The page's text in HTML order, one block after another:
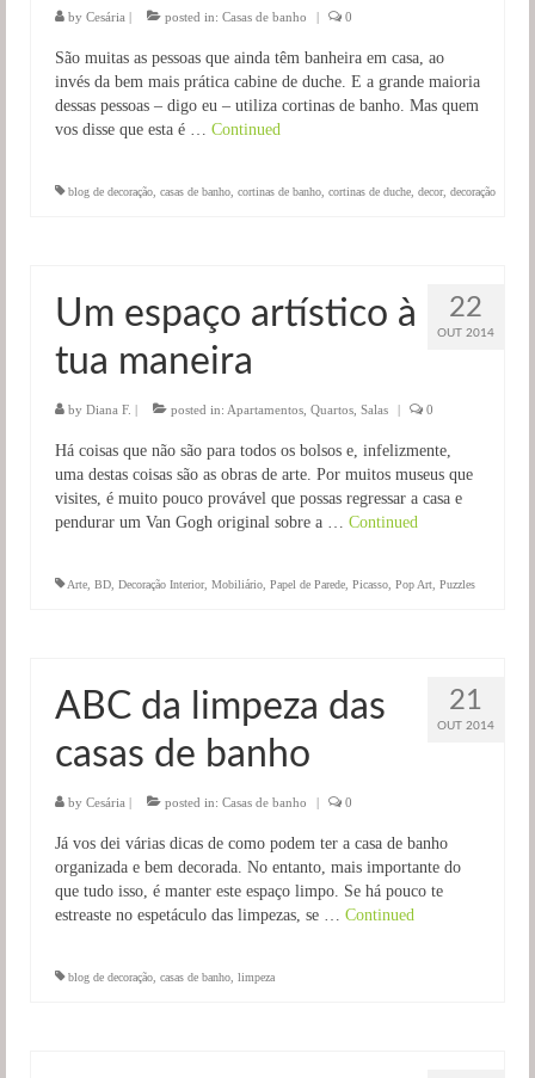
by Cesária | posted in: Casas de banho | 0
São muitas as pessoas que ainda têm banheira em casa, ao
invés da bem mais prática cabine de duche. E a grande maioria
dessas pessoas – digo eu – utiliza cortinas de banho. Mas quem
vos disse que esta é … Continued
blog de decoração casas de banho cortinas de banho cortinas de duche decor, decoração
22
OUT 2014
Um espaço artístico à
tua maneira
by Diana F. | posted in: Apartamentos Quartos Salas | 0
Há coisas que não são para todos os bolsos e, infelizmente,
uma destas coisas são as obras de arte. Por muitos museus que
visites, é muito pouco provável que possas regressar a casa e
pendurar um Van Gogh original sobre a … Continued
Arte BD Decoração Interior, Mobiliário Papel de Parede Picasso Pop Art Puzzles
21
OUT 2014
ABC da limpeza das
casas de banho
by Cesária | posted in: Casas de banho | 0
Já vos dei várias dicas de como podem ter a casa de banho
organizada e bem decorada. No entanto, mais importante do
que tudo isso, é manter este espaço limpo. Se há pouco te
estreaste no espetáculo das limpezas, se … Continued
blog de decoração casas de banho limpeza